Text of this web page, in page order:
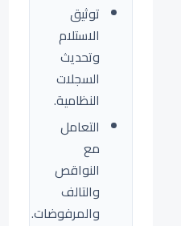
توثيق
الاستلام
وتحديث
السجلات
النظامية.
التعامل
مع
النواقص
والتالف
والمرفوضات.